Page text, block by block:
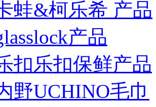
蛙&柯乐希 产品
产品
扣乐扣保鲜产品
野UCHINO毛巾